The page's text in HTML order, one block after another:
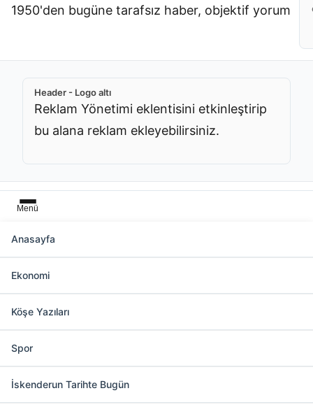
1950'den bugüne tarafsız haber, objektif yorum
Header - Logo altı
Reklam Yönetimi eklentisini etkinleştirip
bu alana reklam ekleyebilirsiniz.
Menü
Anasayfa
Ekonomi
Köşe Yazıları
Spor
İskenderun Tarihte Bugün
Reklam Yönetimi eklentisini etkinleştirip bu
Antakya ve Arsuz’da Trafik
Rahatlıyor